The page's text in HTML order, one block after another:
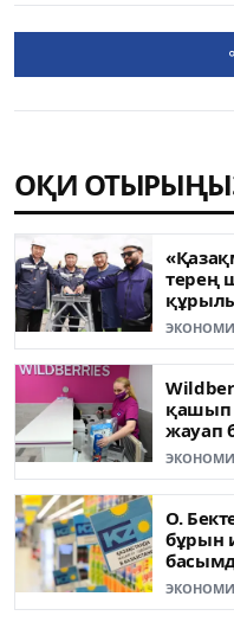
ОҚИ
терең
қашып
жауап
О.
бұрын
ғана